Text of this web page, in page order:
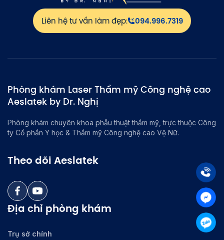
Liên hệ tư vấn làm đẹp: 094.996.7319
Phòng khám Laser Thẩm mỹ Công nghệ cao
Aeslatek by Dr. Nghị
Phòng khám chuyên khoa phẫu thuật thẩm mỹ, trực thuộc Công
ty Cổ phần Y học & Thẩm mỹ Công nghệ cao Vệ Nữ.
Theo dõi Aeslatek
Địa chỉ phòng khám
Trụ sở chính